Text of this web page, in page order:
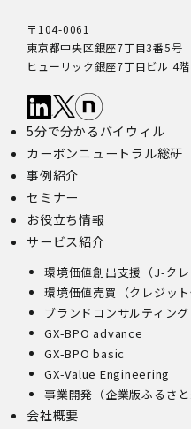
〒104-0061
東京都中央区銀座7丁目3番5号
ヒューリック銀座7丁目ビル 4階
5分で分かるバイウィル
カーボンニュートラル総研
事例紹介
セミナー
お役立ち情報
サービス紹介
環境価値創出支援（J-クレ
環境価値売買（クレジット
ブランドコンサルティング
GX-BPO advance
GX-BPO basic
GX-Value Engineering
事業開発（企業版ふるさと
会社概要